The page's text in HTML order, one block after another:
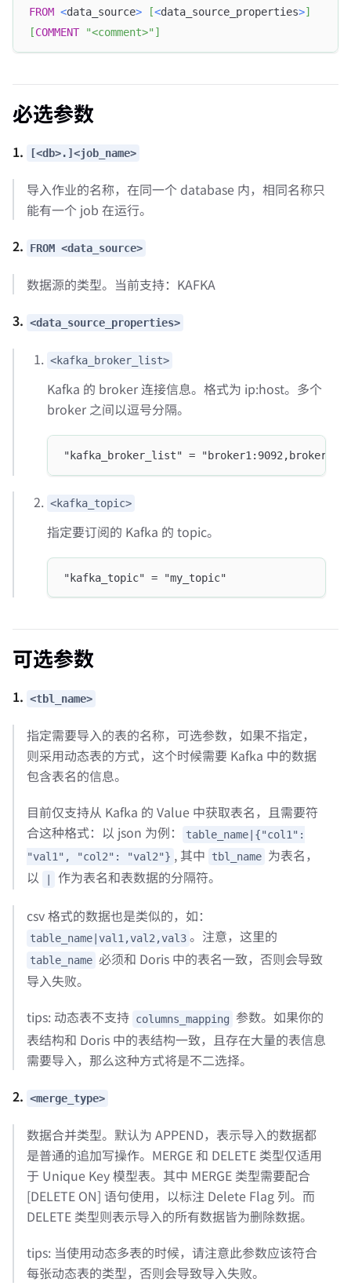
FROM <data_source> [<data_source_properties>]
[COMMENT "<comment>" ]
必选参数
1. [<db>.]<job_name>
导入作业的名称，在同一个 database 内，相同名称只
能有一个 job 在运行。
2.
FROM <data_source>
数据源的类型。当前支持：KAFKA
3. <data_source_properties>
<kafka_broker_list>
Kafka 的 broker 连接信息。格式为 ip:host。多个
broker 之间以逗号分隔。
"kafka_broker_list" =
<kafka_topic>
指定要订阅的 Kafka 的 topic。
"kafka_topic" = "my_topic"
可选参数
1. <tbl_name>
指定需要导入的表的名称，可选参数，如果不指定，
则采用动态表的方式，这个时候需要 Kafka 中的数据
包含表名的信息。
目前仅支持从 Kafka 的 Value 中获取表名，且需要符
合这种格式：以 json 为例：
table_name|{"col1":
"val1", "col2": "val2"} , 其中 tbl_name 为表名，
以
作为表名和表数据的分隔符。
csv 格式的数据也是类似的，如：
table_name|val1,val2,val3 。注意，这里的
table_name 必须和 Doris 中的表名一致，否则会导致
导入失败。
tips: 动态表不支持 columns_mapping
参数。如果你的
表结构和 Doris 中的表结构一致，且存在大量的表信息
需要导入，那么这种方式将是不二选择。
2. <merge_type>
数据合并类型。默认为 APPEND，表示导入的数据都
是普通的追加写操作。MERGE 和 DELETE 类型仅适用
于 Unique Key 模型表。其中 MERGE 类型需要配合
[DELETE ON] 语句使用，以标注 Delete Flag 列。而
DELETE 类型则表示导入的所有数据皆为删除数据。
tips: 当使用动态多表的时候，请注意此参数应该符合
每张动态表的类型，否则会导致导入失败。